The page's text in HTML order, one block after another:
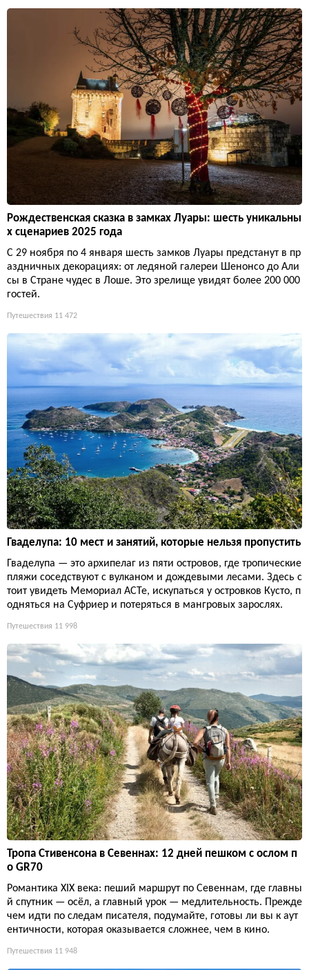
Рождественская сказка в замках Луары: шесть уникальны
х сценариев 2025 года
С 29 ноября по 4 января шесть замков Луары предстанут в пр
аздничных декорациях: от ледяной галереи Шенонсо до Али
сы в Стране чудес в Лоше. Это зрелище увидят более 200 000
гостей.
Путешествия 11 472
Гваделупа: 10 мест и занятий, которые нельзя пропустить
Гваделупа — это архипелаг из пяти островов, где тропические
пляжи соседствуют с вулканом и дождевыми лесами. Здесь с
тоит увидеть Мемориал ACTe, искупаться у островков Кусто, п
одняться на Суфриер и потеряться в мангровых зарослях.
Путешествия 11 998
Тропа Стивенсона в Севеннах: 12 дней пешком с ослом п
о GR70
Романтика XIX века: пеший маршрут по Севеннам, где главны
й спутник — осёл, а главный урок — медлительность. Прежде
чем идти по следам писателя, подумайте, готовы ли вы к аут
ентичности, которая оказывается сложнее, чем в кино.
Путешествия 11 948